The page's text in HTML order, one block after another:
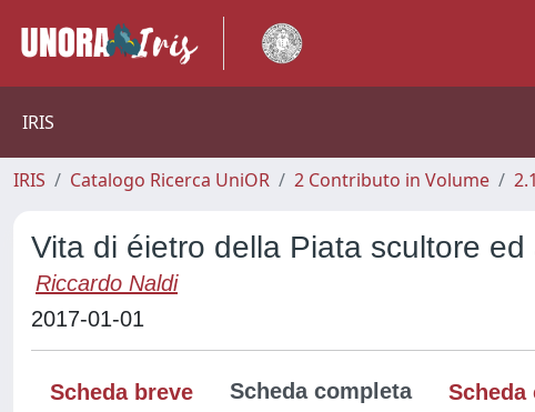
IRIS
IRIS Catalogo Ricerca UniOR 2 Contributo in Volume
Vita di éietro della Piata scultore
Riccardo Naldi
2017-01-01
Scheda breve Scheda completa Scheda